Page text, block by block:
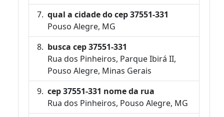
qual a cidade do cep 37551-331
Pouso Alegre, MG
busca cep 37551-331
Rua dos Pinheiros, Parque Ibirá II,
Pouso Alegre, Minas Gerais
cep 37551-331 nome da rua
Rua dos Pinheiros, Pouso Alegre, MG